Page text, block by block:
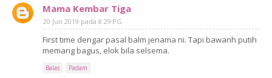
Mama Kembar Tiga
20 Jun 2019 pada 8:29 PG
First time dengar pasal balm jenama ni. Tapi bawanh putih
memang bagus, elok bila selsema.
Balas Padam